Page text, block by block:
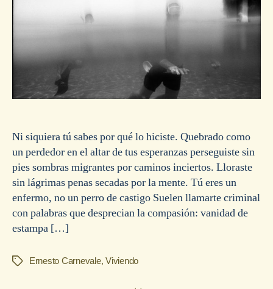
Ni siquiera tú sabes por qué lo hiciste. Quebrado como
un perdedor en el altar de tus esperanzas perseguiste sin
pies sombras migrantes por caminos inciertos. Lloraste
sin lágrimas penas secadas por la mente. Tú eres un
enfermo, no un perro de castigo Suelen llamarte criminal
con palabras que desprecian la compasión: vanidad de
estampa […]
EtiquetasErnesto Carnevale,Viviendo